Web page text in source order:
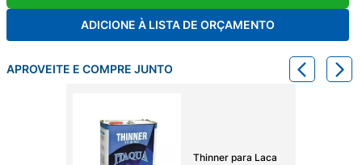
ADICIONE À LISTA DE ORÇAMENTO
APROVEITE E COMPRE JUNTO
Thinner para Laca